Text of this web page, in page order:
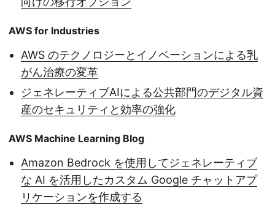
AWS for Industries
AWS のテクノロジーとイノベーションによる乳
がん治療の変革
ジェネレーティブAIによる公共部門のデジタル資
産のセキュリティと効率の強化
AWS Machine Learning Blog
Amazon Bedrock を使用してジェネレーティブ
な AI を活用したカスタム Google チャットアプ
リケーションを作成する